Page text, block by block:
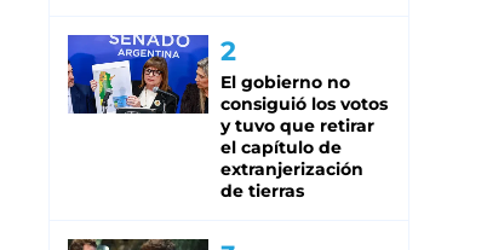
El gobierno no
consiguió los votos
y tuvo que retirar
el capítulo de
extranjerización
de tierras